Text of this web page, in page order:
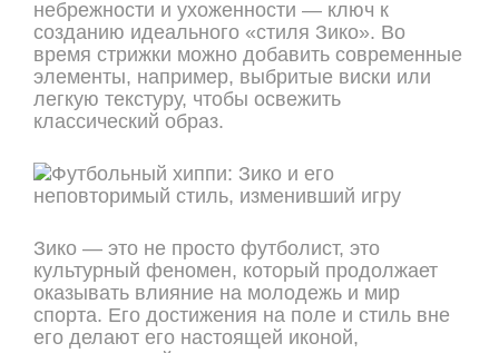
небрежности и ухоженности — ключ к
созданию идеального «стиля Зико». Во
время стрижки можно добавить современные
элементы, например, выбритые виски или
легкую текстуру, чтобы освежить
классический образ.
Зико — это не просто футболист, это
культурный феномен, который продолжает
оказывать влияние на молодежь и мир
спорта. Его достижения на поле и стиль вне
его делают его настоящей иконой,